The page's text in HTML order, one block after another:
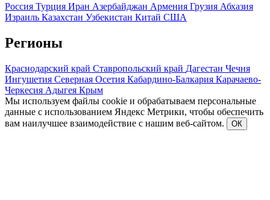
Россия Турция Иран Азербайджан Армения Грузия Абхазия
Израиль Казахстан Узбекистан Китай США
Регионы
Краснодарский край Ставропольский край Дагестан Чечня
Ингушетия Северная Осетия Кабардино-Балкария Карачаево-
Черкесия Адыгея Крым
Мы используем файлы cookie и обрабатываем персональные
данные с использованием Яндекс Метрики, чтобы обеспечить
вам наилучшее взаимодействие с нашим веб-сайтом.
ОК